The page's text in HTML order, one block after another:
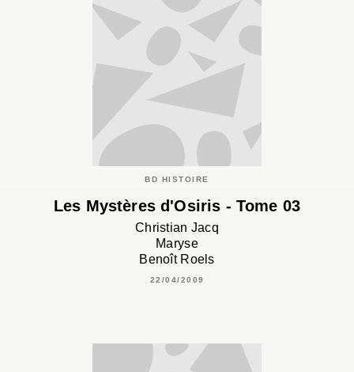
BD HISTOIRE
Les Mystères d'Osiris - Tome 03
Christian Jacq
Maryse
Benoît Roels
22/04/2009